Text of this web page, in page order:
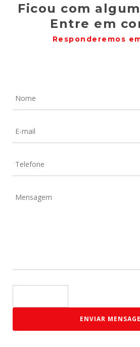
Ficou com
Entre em
Responderemos
ENVIAR